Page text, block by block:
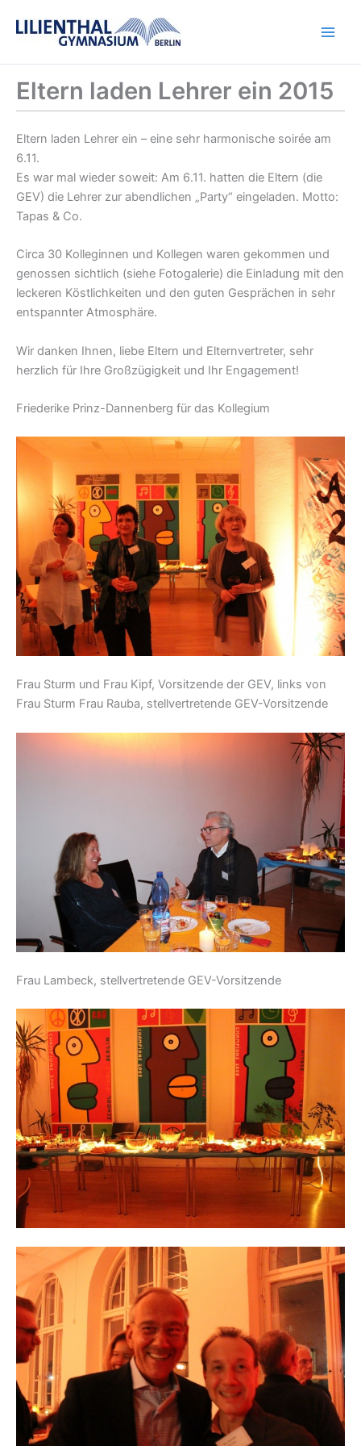
Inhalt
Eltern laden Lehrer ein 2015
Eltern laden Lehrer ein – eine sehr harmonische soirée am
6.11.
Es war mal wieder soweit: Am 6.11. hatten die Eltern (die
GEV) die Lehrer zur abendlichen „Party“ eingeladen. Motto:
Tapas & Co.
Circa 30 Kolleginnen und Kollegen waren gekommen und
genossen sichtlich (siehe Fotogalerie) die Einladung mit den
leckeren Köstlichkeiten und den guten Gesprächen in sehr
entspannter Atmosphäre.
Wir danken Ihnen, liebe Eltern und Elternvertreter, sehr
herzlich für Ihre Großzügigkeit und Ihr Engagement!
Friederike Prinz-Dannenberg für das Kollegium
Frau Sturm und Frau Kipf, Vorsitzende der GEV, links von
Frau Sturm Frau Rauba, stellvertretende GEV-Vorsitzende
Frau Lambeck, stellvertretende GEV-Vorsitzende